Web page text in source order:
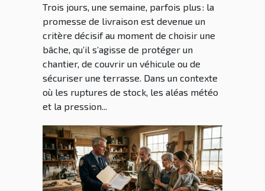
Trois jours, une semaine, parfois plus : la
promesse de livraison est devenue un
critère décisif au moment de choisir une
bâche, qu’il s’agisse de protéger un
chantier, de couvrir un véhicule ou de
sécuriser une terrasse. Dans un contexte
où les ruptures de stock, les aléas météo
et la pression...